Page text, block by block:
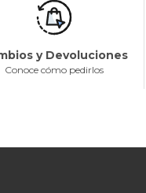
y Devoluciones
Conoce cómo pedirlos